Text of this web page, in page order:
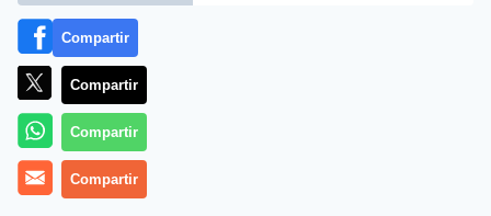
Más información
Compartir
Compartir
Compartir
Compartir